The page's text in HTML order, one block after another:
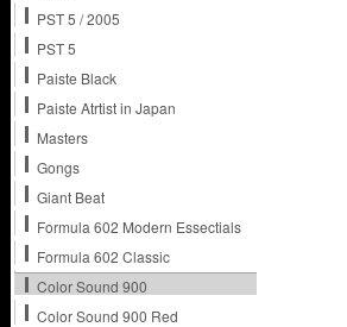
PST 5 / 2005
PST 5
Paiste Black
Paiste Atrtist in Japan
Masters
Gongs
Giant Beat
Formula 602 Modern Essectials
Formula 602 Classic
Color Sound 900
Color Sound 900 Red